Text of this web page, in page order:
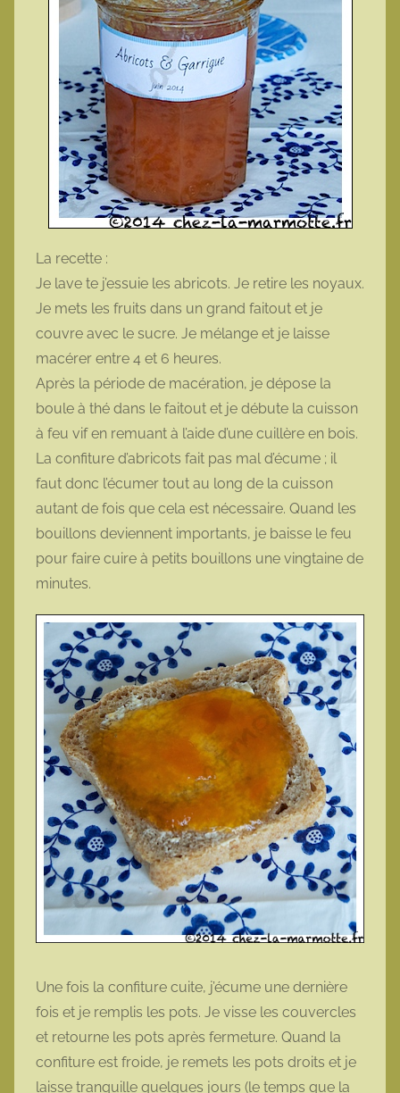
La recette :
Je lave te j’essuie les abricots. Je retire les noyaux.
Je mets les fruits dans un grand faitout et je
couvre avec le sucre. Je mélange et je laisse
macérer entre 4 et 6 heures.
Après la période de macération, je dépose la
boule à thé dans le faitout et je débute la cuisson
à feu vif en remuant à l’aide d’une cuillère en bois.
La confiture d’abricots fait pas mal d’écume ; il
faut donc l’écumer tout au long de la cuisson
autant de fois que cela est nécessaire. Quand les
bouillons deviennent importants, je baisse le feu
pour faire cuire à petits bouillons une vingtaine de
minutes.
Une fois la confiture cuite, j’écume une dernière
fois et je remplis les pots. Je visse les couvercles
et retourne les pots après fermeture. Quand la
confiture est froide, je remets les pots droits et je
laisse tranquille quelques jours (le temps que la